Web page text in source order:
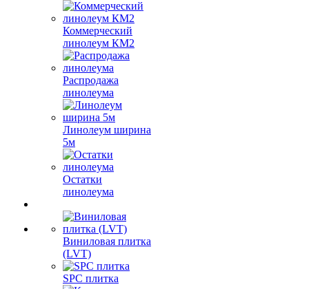
Коммерческий
линолеум КМ2
Распродажа
линолеума
Линолеум ширина
5м
Остатки
линолеума
Виниловая плитка
(LVT)
SPC плитка